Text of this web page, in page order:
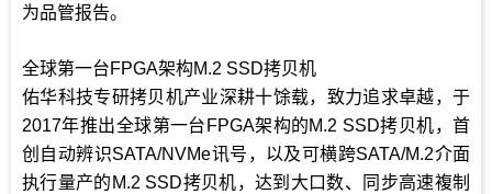
为品管报告。
全球第一台FPGA架构M.2 SSD拷贝机
佑华科技专研拷贝机产业深耕十馀载，致力追求卓越，于
2017年推出全球第一台FPGA架构的M.2 SSD拷贝机，首
创自动辨识SATA/NVMe讯号，以及可横跨SATA/M.2介面
执行量产的M.2 SSD拷贝机，达到大口数、同步高速複制